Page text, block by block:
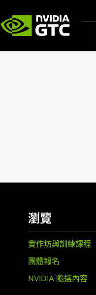
瀏覽
實作坊與訓練課程
團體報名
NVIDIA 隨選內容